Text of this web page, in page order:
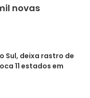
novas
Sul, deixa rastro de
11 estados em